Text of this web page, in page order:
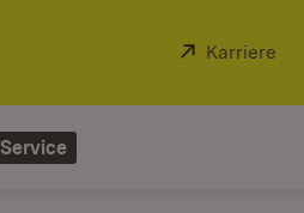
Extern:
Karriere
Service